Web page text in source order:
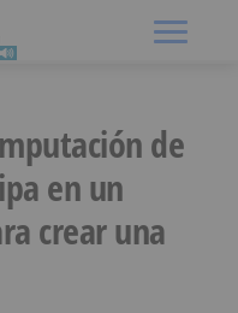
de
en un
crear una